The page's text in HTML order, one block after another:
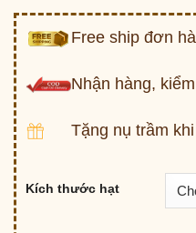
Free ship đơn
Nhận hàng,
Tặng nụ trầm
Kích thước hạt